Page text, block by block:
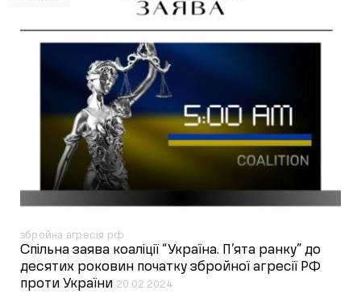
збройна агресія рф
Спільна заява коаліції “Україна. П’ята ранку” до
десятих роковин початку збройної агресії РФ
проти України 20.02.2024